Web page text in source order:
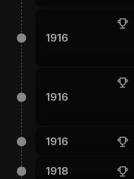
1916
1916
1916
1918